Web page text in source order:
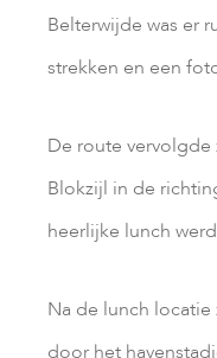
Belterwijde was er
strekken en een
De route
Blokzijl in de
heerlijke lunch
Na de lunch
door het